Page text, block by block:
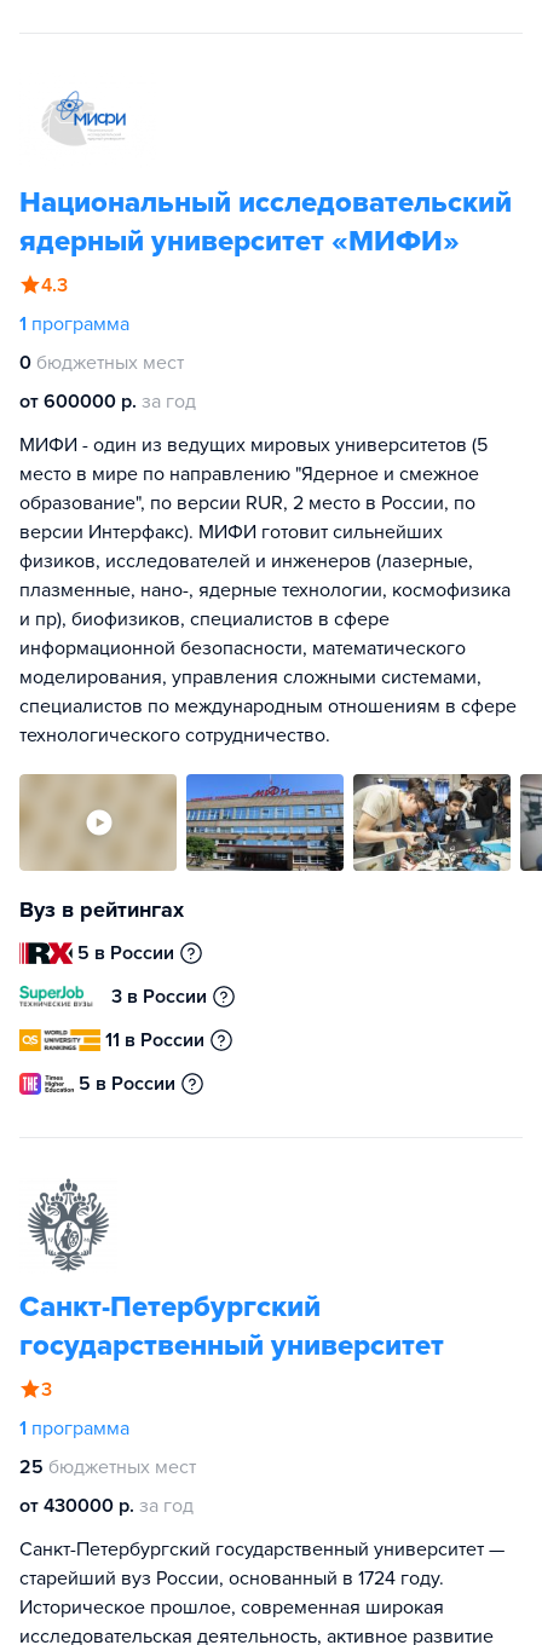
Национальный исследовательский
ядерный университет «МИФИ»
4.3
1 программа
0 бюджетных мест
от 600000 р. за год
МИФИ - один из ведущих мировых университетов (5
место в мире по направлению "Ядерное и смежное
образование", по версии RUR, 2 место в России, по
версии Интерфакс). МИФИ готовит сильнейших
физиков, исследователей и инженеров (лазерные,
плазменные, нано-, ядерные технологии, космофизика
и пр), биофизиков, специалистов в сфере
информационной безопасности, математического
моделирования, управления сложными системами,
специалистов по международным отношениям в сфере
технологического сотрудничество.
Вуз в рейтингах
5 в России
3 в России
11 в России
5 в России
Санкт-Петербургский
государственный университет
3
1 программа
25 бюджетных мест
от 430000 р. за год
Санкт-Петербургский государственный университет —
старейший вуз России, основанный в 1724 году.
Историческое прошлое, современная широкая
исследовательская деятельность, активное развитие